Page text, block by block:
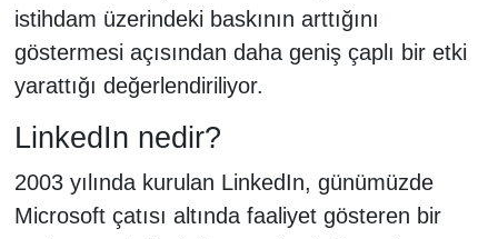
istihdam üzerindeki baskının arttığını
göstermesi açısından daha geniş çaplı bir etki
yarattığı değerlendiriliyor.
LinkedIn nedir?
2003 yılında kurulan LinkedIn, günümüzde
Microsoft çatısı altında faaliyet gösteren bir